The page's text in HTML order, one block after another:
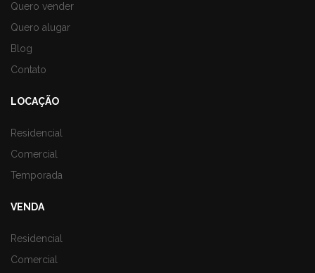
Quero vender
Quero alugar
Blog
Contato
LOCAÇÃO
Residencial
Comercial
Temporada
VENDA
Residencial
Comercial